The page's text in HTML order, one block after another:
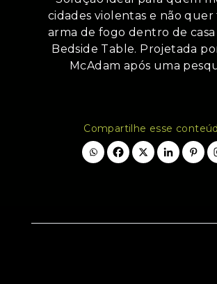
cidades violentas e não
arma de fogo dentro de casa
Bedside Table. Projetada
McAdam após uma
Compartilhe esse